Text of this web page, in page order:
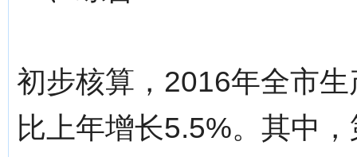
初步核算，2016年全市
比上年增长5.5%。其中